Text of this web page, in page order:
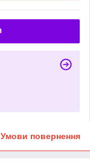
Умови повернення